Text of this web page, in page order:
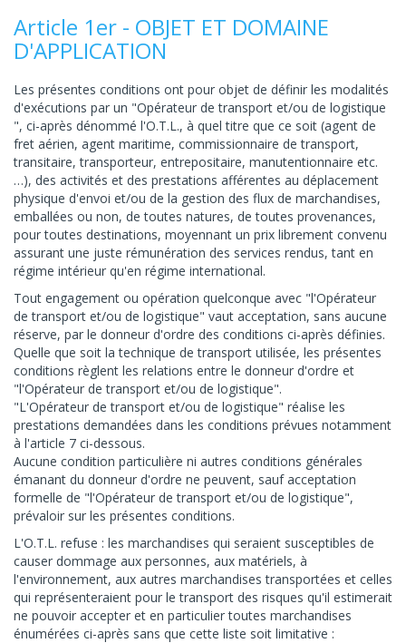
Article 1er - OBJET ET DOMAINE
D'APPLICATION
Les présentes conditions ont pour objet de définir les modalités
d'exécutions par un "Opérateur de transport et/ou de logistique
", ci-après dénommé l'O.T.L., à quel titre que ce soit (agent de
fret aérien, agent maritime, commissionnaire de transport,
transitaire, transporteur, entrepositaire, manutentionnaire etc.
…), des activités et des prestations afférentes au déplacement
physique d'envoi et/ou de la gestion des flux de marchandises,
emballées ou non, de toutes natures, de toutes provenances,
pour toutes destinations, moyennant un prix librement convenu
assurant une juste rémunération des services rendus, tant en
régime intérieur qu'en régime international.
Tout engagement ou opération quelconque avec "l'Opérateur
de transport et/ou de logistique" vaut acceptation, sans aucune
réserve, par le donneur d'ordre des conditions ci-après définies.
Quelle que soit la technique de transport utilisée, les présentes
conditions règlent les relations entre le donneur d'ordre et
"l'Opérateur de transport et/ou de logistique".
"L'Opérateur de transport et/ou de logistique" réalise les
prestations demandées dans les conditions prévues notamment
à l'article 7 ci-dessous.
Aucune condition particulière ni autres conditions générales
émanant du donneur d'ordre ne peuvent, sauf acceptation
formelle de "l'Opérateur de transport et/ou de logistique",
prévaloir sur les présentes conditions.
L'O.T.L. refuse : les marchandises qui seraient susceptibles de
causer dommage aux personnes, aux matériels, à
l'environnement, aux autres marchandises transportées et celles
qui représenteraient pour le transport des risques qu'il estimerait
ne pouvoir accepter et en particulier toutes marchandises
énumérées ci-après sans que cette liste soit limitative :